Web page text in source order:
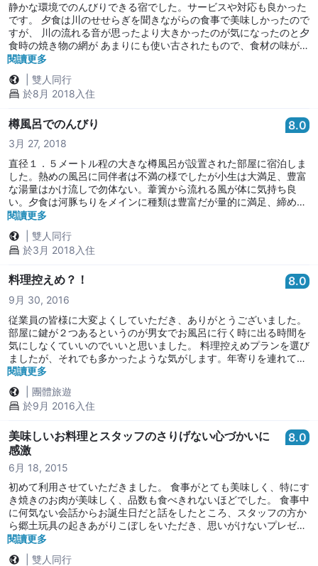
静かな環境でのんびりできる宿でした。サービスや対応も良かった
です。 夕食は川のせせらぎを聞きながらの食事で美味しかったので
すが、 川の流れる音が思ったより大きかったのが気になったのと夕
食時の焼き物の網が あまりにも使い古されたもので、食材の味が落
ちてしまうのでは…。 そこが少し残念でした。
閱讀更多
雙人同行
於8月 2018入住
樽風呂でのんびり 8.0
3月 27, 2018
直径１．５メートル程の大きな樽風呂が設置された部屋に宿泊しま
した。熱めの風呂に同伴者は不満の様でしたが小生は大満足、豊富
な湯量はかけ流しで勿体ない。葦簀から流れる風が体に気持ち良
い。夕食は河豚ちりをメインに種類は豊富だが量的に満足、締めの
雑炊は美味。朝食もあっさりした味付けで美味しかった。
閱讀更多
雙人同行
於3月 2018入住
料理控えめ？！ 8.0
9月 30, 2016
従業員の皆様に大変よくしていただき、ありがとうございました。
部屋に鍵が２つあるというのが男女でお風呂に行く時に出る時間を
気にしなくていいのでいいと思いました。 料理控えめプランを選び
ましたが、それでも多かったような気がします。年寄りを連れて行
ったので普通のプランだったら食べきれずに残してしまっていたと
思います。このようなプランはありがたいです。 平日のせいかあま
り混んでいなくてお風呂もお食事ものんびりと楽しめました。人が
多かったら大浴場はちょっと混雑してしまうかもと思いました。 あ
ちょっと悩みました。
閱讀更多
團體旅遊
於9月 2016入住
美味しいお料理とスタッフのさりげない心づかいに
感激
8.0
6月 18, 2015
初めて利用させていただきました。 食事がとても美味しく、特にす
き焼きのお肉が美味しく、品数も食べきれないほどでした。 食事中
に何気ない会話からお誕生日だと話をしたところ、スタッフの方か
ら郷土玩具の起きあがりこぼしをいただき、思いがけないプレゼン
トにほっこりと良い思い出になりました。 出来れば露天風呂があっ
たら大満足ですね！
閱讀更多
雙人同行